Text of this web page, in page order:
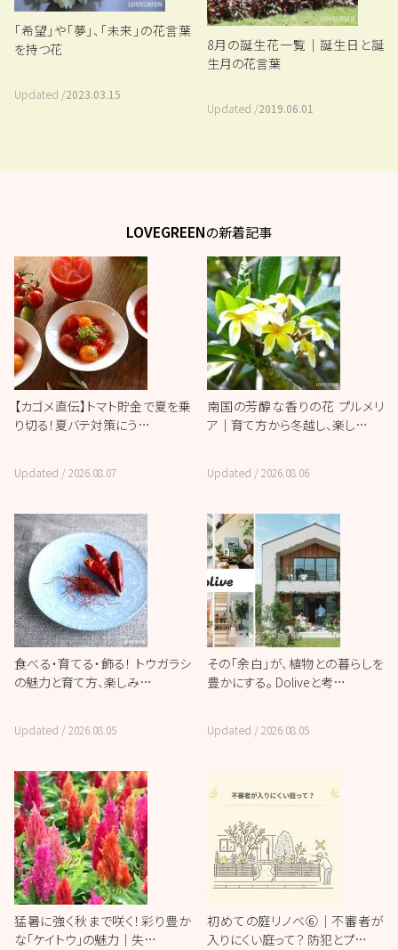
「希望」や「夢」、「未来」の花言葉
を持つ花
Updated /2023.03.15
8月の誕生花一覧｜誕生日と誕
生月の花言葉
Updated /2019.06.01
LOVEGREENの新着記事
【カゴメ直伝】トマト貯金で夏を乗
り切る！夏バテ対策にう…
Updated /2026.08.07
南国の芳醇な香りの花 プルメリ
ア｜育て方から冬越し、楽し…
Updated /2026.08.06
食べる・育てる・飾る！ トウガラシ
の魅力と育て方、楽しみ…
Updated /2026.08.05
その「余白」が、植物との暮らしを
豊かにする。 Doliveと考…
Updated /2026.08.05
猛暑に強く秋まで咲く！彩り豊か
な「ケイトウ」の魅力｜失…
初めての庭リノベ⑥｜不審者が
入りにくい庭って？ 防犯とプ…